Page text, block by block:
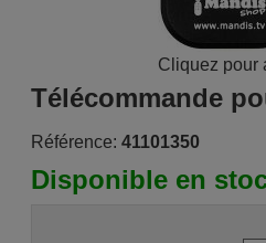
Cliquez pour
Télécommande
Référence: 41101350
Disponible en